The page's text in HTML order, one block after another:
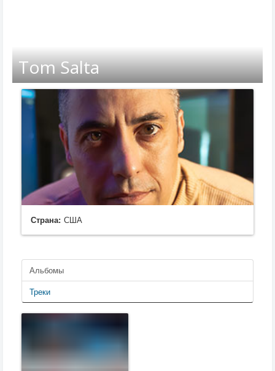
Tom Salta
Страна: США
Альбомы
Треки